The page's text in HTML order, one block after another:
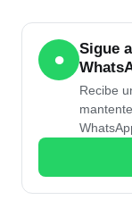
●
Sigue
Recibe